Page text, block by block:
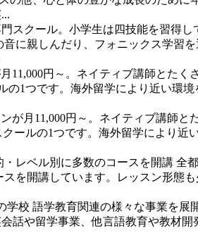
スクール。小学生は四技能を習得し
に親しんだり、フォニックス学習
11,000円～。ネイティブ講師とたく
1つです。海外留学により近い環
が月11,000円～。ネイティブ講師と
ールの1つです。海外留学により近
レベル別に多数のコースを開講 全
を開講しています。レッスン形態
学校 語学教育関連の様々な事業を展
話や留学事業、他言語教育や教材開